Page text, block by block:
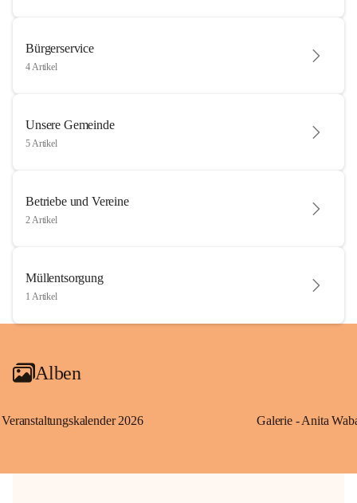
Bürgerservice
4 Artikel
Unsere Gemeinde
5 Artikel
Betriebe und Vereine
2 Artikel
Müllentsorgung
1 Artikel
Alben
Veranstaltungskalender 2026 Galerie - Anita